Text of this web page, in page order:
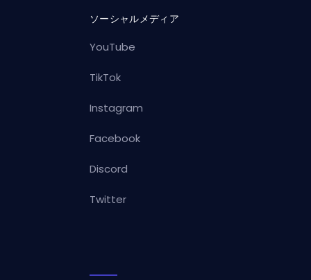
ソーシャルメディア
YouTube
TikTok
Instagram
Facebook
Discord
Twitter